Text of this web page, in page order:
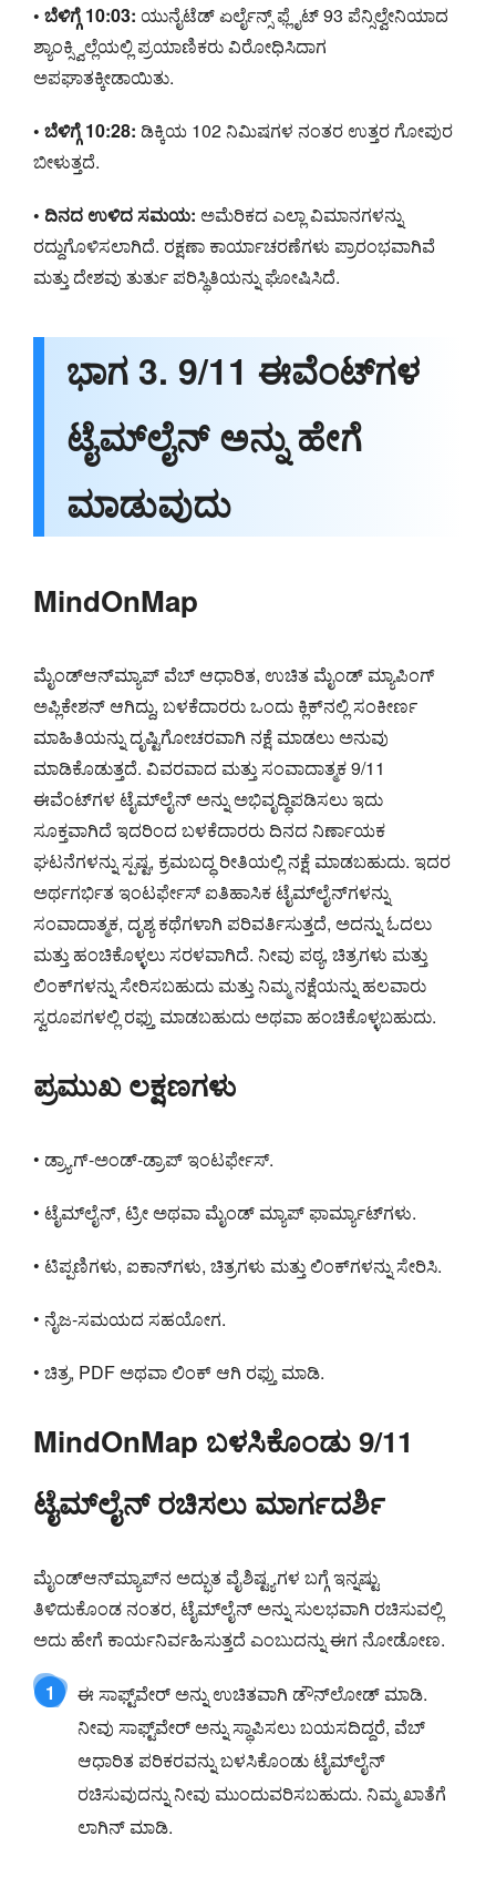
• ಬೆಳಿಗ್ಗೆ 10:03: ಯುನೈಟೆಡ್ ಏರ್ಲೈನ್ಸ್ ಫ್ಲೈಟ್ 93 ಪೆನ್ಸಿಲ್ವೇನಿಯಾದ
ಶ್ಯಾಂಕ್ಸ್ವಿಲ್ಲೆಯಲ್ಲಿ ಪ್ರಯಾಣಿಕರು ವಿರೋಧಿಸಿದಾಗ
ಅಪಘಾತಕ್ಕೀಡಾಯಿತು.
• ಬೆಳಿಗ್ಗೆ 10:28: ಡಿಕ್ಕಿಯ 102 ನಿಮಿಷಗಳ ನಂತರ ಉತ್ತರ ಗೋಪುರ
ಬೀಳುತ್ತದೆ.
• ದಿನದ ಉಳಿದ ಸಮಯ: ಅಮೆರಿಕದ ಎಲ್ಲಾ ವಿಮಾನಗಳನ್ನು
ರದ್ದುಗೊಳಿಸಲಾಗಿದೆ. ರಕ್ಷಣಾ ಕಾರ್ಯಾಚರಣೆಗಳು ಪ್ರಾರಂಭವಾಗಿವೆ
ಮತ್ತು ದೇಶವು ತುರ್ತು ಪರಿಸ್ಥಿತಿಯನ್ನು ಘೋಷಿಸಿದೆ.
ಭಾಗ 3. 9/11 ಈವೆಂಟ್‌ಗಳ
ಟೈಮ್‌ಲೈನ್ ಅನ್ನು ಹೇಗೆ
ಮಾಡುವುದು
MindOnMap
ಮೈಂಡ್‌ಆನ್‌ಮ್ಯಾಪ್ ವೆಬ್ ಆಧಾರಿತ, ಉಚಿತ ಮೈಂಡ್ ಮ್ಯಾಪಿಂಗ್
ಅಪ್ಲಿಕೇಶನ್ ಆಗಿದ್ದು, ಬಳಕೆದಾರರು ಒಂದು ಕ್ಲಿಕ್‌ನಲ್ಲಿ ಸಂಕೀರ್ಣ
ಮಾಹಿತಿಯನ್ನು ದೃಷ್ಟಿಗೋಚರವಾಗಿ ನಕ್ಷೆ ಮಾಡಲು ಅನುವು
ಮಾಡಿಕೊಡುತ್ತದೆ. ವಿವರವಾದ ಮತ್ತು ಸಂವಾದಾತ್ಮಕ 9/11
ಈವೆಂಟ್‌ಗಳ ಟೈಮ್‌ಲೈನ್ ಅನ್ನು ಅಭಿವೃದ್ಧಿಪಡಿಸಲು ಇದು
ಸೂಕ್ತವಾಗಿದೆ ಇದರಿಂದ ಬಳಕೆದಾರರು ದಿನದ ನಿರ್ಣಾಯಕ
ಘಟನೆಗಳನ್ನು ಸ್ಪಷ್ಟ, ಕ್ರಮಬದ್ಧ ರೀತಿಯಲ್ಲಿ ನಕ್ಷೆ ಮಾಡಬಹುದು. ಇದರ
ಅರ್ಥಗರ್ಭಿತ ಇಂಟರ್ಫೇಸ್ ಐತಿಹಾಸಿಕ ಟೈಮ್‌ಲೈನ್‌ಗಳನ್ನು
ಸಂವಾದಾತ್ಮಕ, ದೃಶ್ಯ ಕಥೆಗಳಾಗಿ ಪರಿವರ್ತಿಸುತ್ತದೆ, ಅದನ್ನು ಓದಲು
ಮತ್ತು ಹಂಚಿಕೊಳ್ಳಲು ಸರಳವಾಗಿದೆ. ನೀವು ಪಠ್ಯ, ಚಿತ್ರಗಳು ಮತ್ತು
ಲಿಂಕ್‌ಗಳನ್ನು ಸೇರಿಸಬಹುದು ಮತ್ತು ನಿಮ್ಮ ನಕ್ಷೆಯನ್ನು ಹಲವಾರು
ಸ್ವರೂಪಗಳಲ್ಲಿ ರಫ್ತು ಮಾಡಬಹುದು ಅಥವಾ ಹಂಚಿಕೊಳ್ಳಬಹುದು.
ಪ್ರಮುಖ ಲಕ್ಷಣಗಳು
• ಡ್ರ್ಯಾಗ್-ಅಂಡ್-ಡ್ರಾಪ್ ಇಂಟರ್ಫೇಸ್.
• ಟೈಮ್‌ಲೈನ್, ಟ್ರೀ ಅಥವಾ ಮೈಂಡ್ ಮ್ಯಾಪ್ ಫಾರ್ಮ್ಯಾಟ್‌ಗಳು.
• ಟಿಪ್ಪಣಿಗಳು, ಐಕಾನ್‌ಗಳು, ಚಿತ್ರಗಳು ಮತ್ತು ಲಿಂಕ್‌ಗಳನ್ನು ಸೇರಿಸಿ.
• ನೈಜ-ಸಮಯದ ಸಹಯೋಗ.
• ಚಿತ್ರ, PDF ಅಥವಾ ಲಿಂಕ್ ಆಗಿ ರಫ್ತು ಮಾಡಿ.
MindOnMap ಬಳಸಿಕೊಂಡು 9/11
ಟೈಮ್‌ಲೈನ್ ರಚಿಸಲು ಮಾರ್ಗದರ್ಶಿ
ಮೈಂಡ್‌ಆನ್‌ಮ್ಯಾಪ್‌ನ ಅದ್ಭುತ ವೈಶಿಷ್ಟ್ಯಗಳ ಬಗ್ಗೆ ಇನ್ನಷ್ಟು
ತಿಳಿದುಕೊಂಡ ನಂತರ, ಟೈಮ್‌ಲೈನ್ ಅನ್ನು ಸುಲಭವಾಗಿ ರಚಿಸುವಲ್ಲಿ
ಅದು ಹೇಗೆ ಕಾರ್ಯನಿರ್ವಹಿಸುತ್ತದೆ ಎಂಬುದನ್ನು ಈಗ ನೋಡೋಣ.
1
ಈ ಸಾಫ್ಟ್‌ವೇರ್ ಅನ್ನು ಉಚಿತವಾಗಿ ಡೌನ್‌ಲೋಡ್ ಮಾಡಿ.
ನೀವು ಸಾಫ್ಟ್‌ವೇರ್ ಅನ್ನು ಸ್ಥಾಪಿಸಲು ಬಯಸದಿದ್ದರೆ, ವೆಬ್
ಆಧಾರಿತ ಪರಿಕರವನ್ನು ಬಳಸಿಕೊಂಡು ಟೈಮ್‌ಲೈನ್
ರಚಿಸುವುದನ್ನು ನೀವು ಮುಂದುವರಿಸಬಹುದು. ನಿಮ್ಮ ಖಾತೆಗೆ
ಲಾಗಿನ್ ಮಾಡಿ.